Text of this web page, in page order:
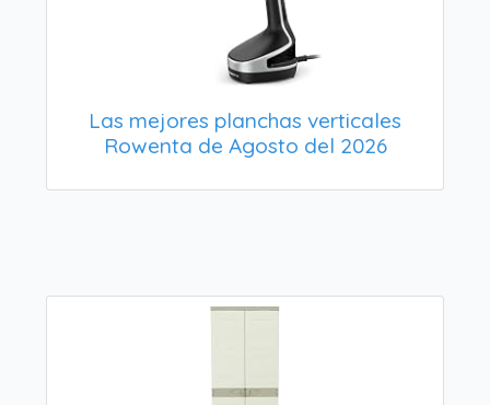
Las mejores planchas verticales
Rowenta de Agosto del 2026